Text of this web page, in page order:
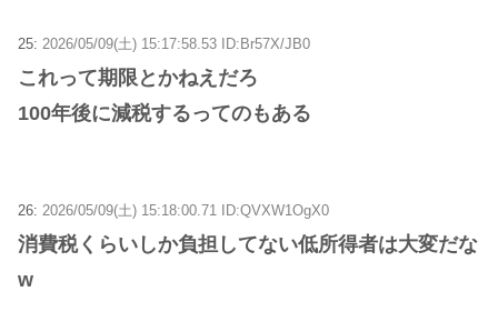
25: 2026/05/09(土) 15:17:58.53 ID:Br57X/JB0
これって期限とかねえだろ
100年後に減税するってのもある
26: 2026/05/09(土) 15:18:00.71 ID:QVXW1OgX0
消費税くらいしか負担してない低所得者は大変だな
w